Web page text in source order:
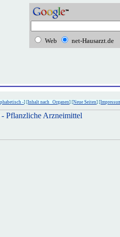
Web net-Hausarzt.de
-] [Inhalt nach Organen] [Neue Seiten] [